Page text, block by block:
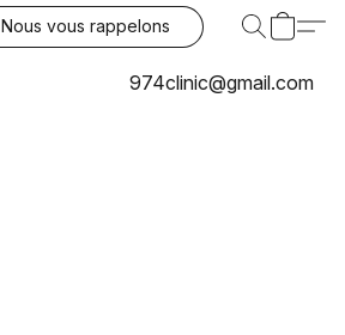
Nous vous rappelons
974clinic@gmail.com